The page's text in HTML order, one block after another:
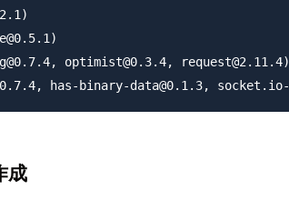
optimist@0.3.4, request@2.11.4)
成